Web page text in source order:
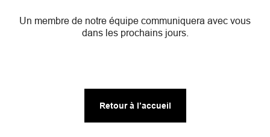
Un membre de notre équipe communiquera avec vous
dans les prochains jours.
Retour à l’accueil